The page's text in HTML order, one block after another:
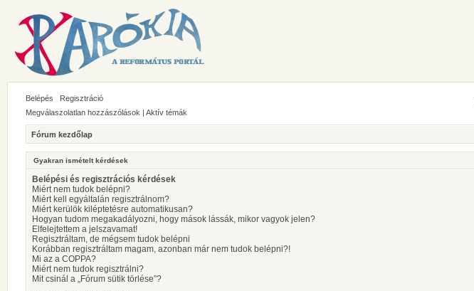
Belépés Regisztráció
Megválaszolatlan hozzászólások | Aktív témák
Fórum kezdőlap
Gyakran ismételt kérdések
Belépési és regisztrációs kérdések
Miért nem tudok belépni?
Miért kell egyáltalán regisztrálnom?
Miért kerülök kiléptetésre automatikusan?
Hogyan tudom megakadályozni, hogy mások lássák, mikor vagyok jelen?
Elfelejtettem a jelszavamat!
Regisztráltam, de mégsem tudok belépni
Korábban regisztráltam magam, azonban már nem tudok belépni?!
Mi az a COPPA?
Miért nem tudok regisztrálni?
Mit csinál a „Fórum sütik törlése”?